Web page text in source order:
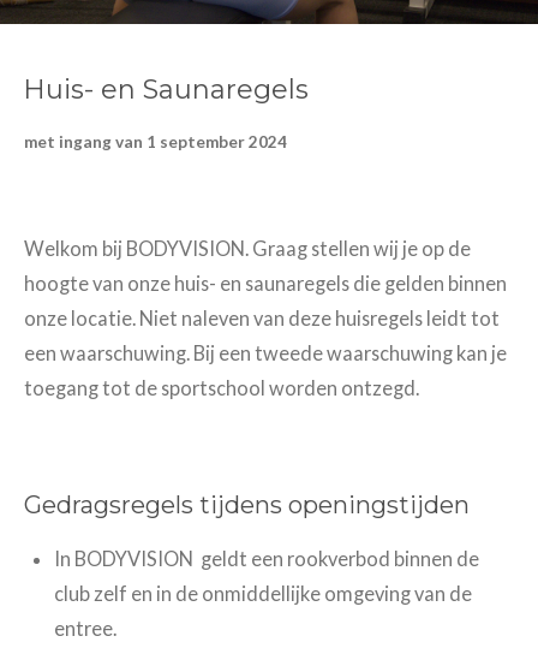
Huis- en Saunaregels
met ingang van 1 september 2024
Welkom bij BODYVISION. Graag stellen wij je op de
hoogte van onze huis- en saunaregels die gelden binnen
onze locatie. Niet naleven van deze huisregels leidt tot
een waarschuwing. Bij een tweede waarschuwing kan je
toegang tot de sportschool worden ontzegd.
Gedragsregels tijdens openingstijden
In BODYVISION geldt een rookverbod binnen de
club zelf en in de onmiddellijke omgeving van de
entree.